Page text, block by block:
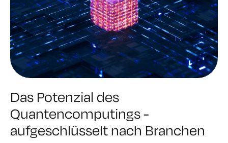
Das Potenzial des
Quantencomputings -
aufgeschlüsselt nach Branchen